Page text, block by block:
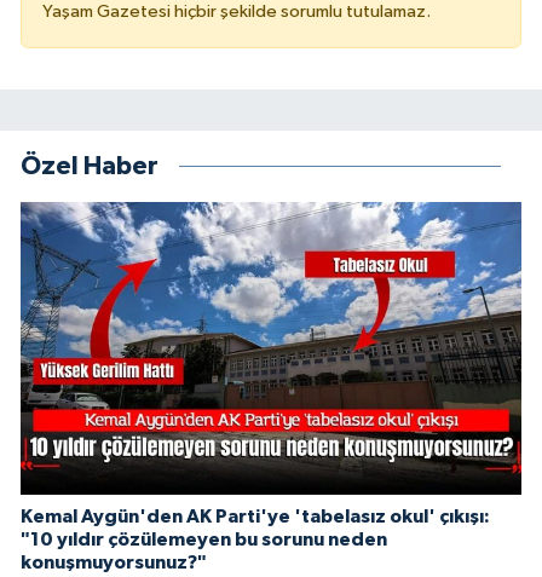
Yaşam Gazetesi hiçbir şekilde sorumlu tutulamaz.
Özel Haber
Kemal Aygün'den AK Parti'ye 'tabelasız okul' çıkışı:
"10 yıldır çözülemeyen bu sorunu neden
konuşmuyorsunuz?"